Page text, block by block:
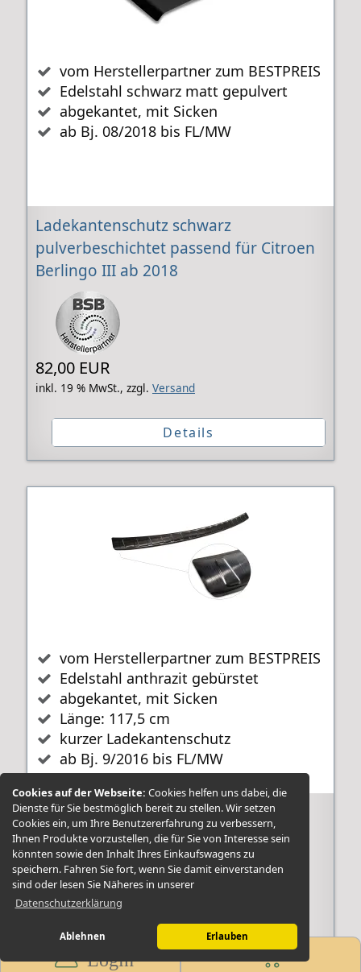
Cookies auf der Webseite:Cookies helfen uns dabei, die
Dienste für Sie bestmöglich bereit zu stellen. Wir setzen
Cookies ein, um Ihre Benutzererfahrung zu verbessern,
Ihnen Produkte vorzustellen, die für Sie von Interesse sein
könnten sowie den Inhalt Ihres Einkaufswagens zu
speichern. Fahren Sie fort, wenn Sie damit einverstanden
sind oder lesen Sie Näheres in unserer
Datenschutzerklärung
Ablehnen Erlauben
vom Herstellerpartner zum BESTPREIS
Edelstahl schwarz matt gepulvert
abgekantet, mit Sicken
ab Bj. 08/2018 bis FL/MW
Ladekantenschutz schwarz
pulverbeschichtet passend für Citroen
Berlingo III ab 2018
82,00 EUR
inkl. 19 % MwSt., zzgl. Versand
Details
vom Herstellerpartner zum BESTPREIS
Edelstahl anthrazit gebürstet
abgekantet, mit Sicken
Länge: 117,5 cm
kurzer Ladekantenschutz
ab Bj. 9/2016 bis FL/MW
Ladekantenschutz Edelstahl anthrazit
gebürstet passend für Citroen Jumpy
ab 2016